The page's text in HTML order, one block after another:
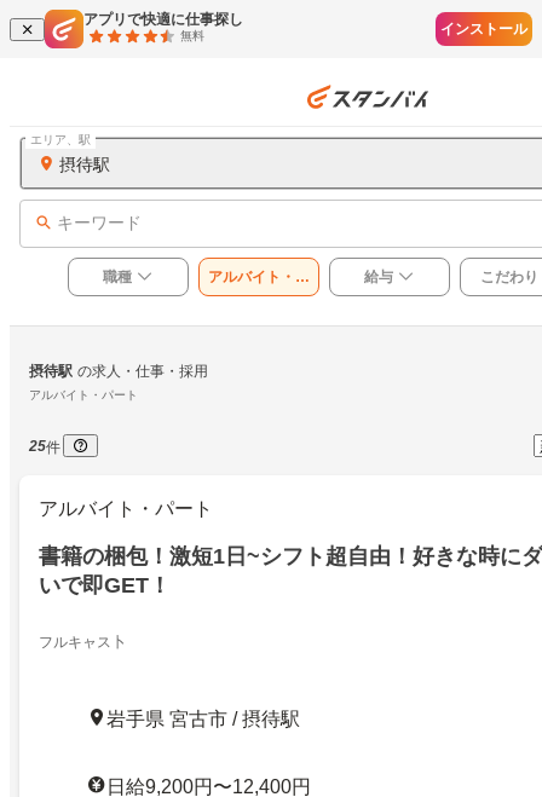
アプリで快適に仕事探し
無料 インストール
摂待駅
エリア、駅
キーワード
職種
アルバイト・パ
ート
給与 こだわり
摂待駅 の求人・仕事・採用
アルバイト・パート
25件
アルバイト・パート
書籍の梱包！激短1日~シフト超自由！好きな時に
いで即GET！
フルキャス卜
岩手県 宮古市 / 摂待駅
日給9,200円〜12,400円